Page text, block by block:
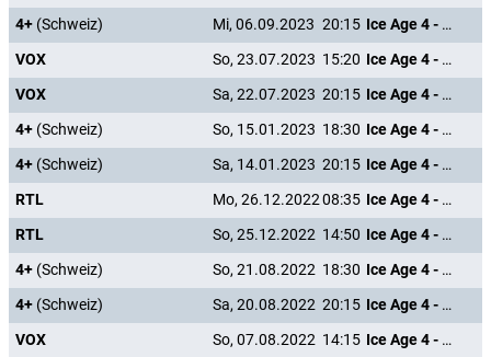
4+ (Schweiz) Mi, 06.09.2023 20:15
Ice Age 4 - Voll verschoben
VOX
So, 23.07.2023 15:20
Ice Age 4 - Voll verschoben
VOX
Sa, 22.07.2023 20:15
Ice Age 4 - Voll verschoben
4+ (Schweiz) So, 15.01.2023 18:30
Ice Age 4 - Voll verschoben
4+ (Schweiz) Sa, 14.01.2023 20:15
Ice Age 4 - Voll verschoben
RTL
Mo, 26.12.202208:35
Ice Age 4 - Voll verschoben
RTL
So, 25.12.2022 14:50
Ice Age 4 - Voll verschoben
4+ (Schweiz) So, 21.08.2022 18:30
Ice Age 4 - Voll verschoben
4+ (Schweiz) Sa, 20.08.2022 20:15
Ice Age 4 - Voll verschoben
VOX
So, 07.08.2022 14:15
Ice Age 4 - Voll verschoben